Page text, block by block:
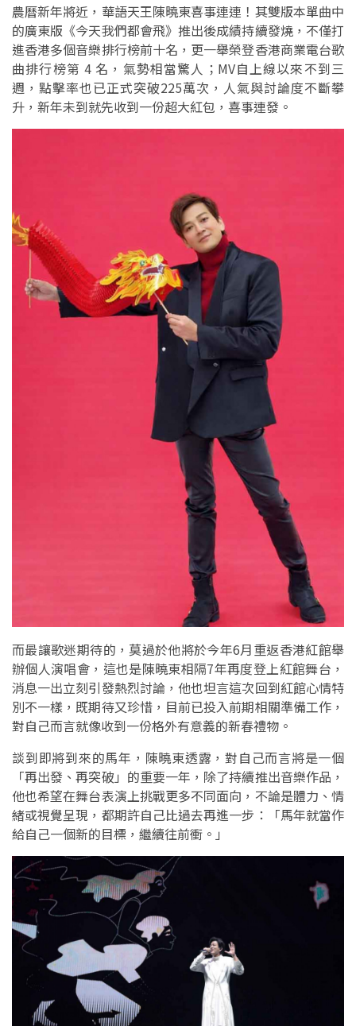
農曆新年將近，華語天王陳曉東喜事連連！其雙版本單曲中
的廣東版《今天我們都會飛》推出後成績持續發燒，不僅打
進香港多個音樂排行榜前十名，更一舉榮登香港商業電台歌
曲排行榜第 4 名，氣勢相當驚人；MV自上線以來不到三
週，點擊率也已正式突破225萬次，人氣與討論度不斷攀
升，新年未到就先收到一份超大紅包，喜事連發。
而最讓歌迷期待的，莫過於他將於今年6月重返香港紅館舉
辦個人演唱會，這也是陳曉東相隔7年再度登上紅館舞台，
消息一出立刻引發熱烈討論，他也坦言這次回到紅館心情特
別不一樣，既期待又珍惜，目前已投入前期相關準備工作，
對自己而言就像收到一份格外有意義的新春禮物。
談到即將到來的馬年，陳曉東透露，對自己而言將是一個
「再出發、再突破」的重要一年，除了持續推出音樂作品，
他也希望在舞台表演上挑戰更多不同面向，不論是體力、情
緒或視覺呈現，都期許自己比過去再進一步：「馬年就當作
給自己一個新的目標，繼續往前衝。」